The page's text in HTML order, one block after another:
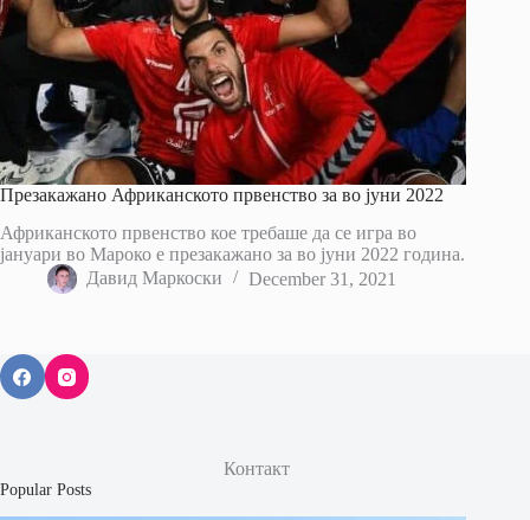
Презакажано Африканското првенство за во јуни 2022
Африканското првенство кое требаше да се игра во
јануари во Мароко е презакажано за во јуни 2022 година.
Давид Маркоски
December 31, 2021
Контакт
Popular Posts